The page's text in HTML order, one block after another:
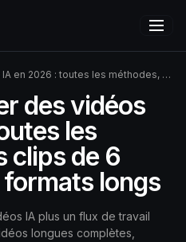
méthodes, des clips de 6 secondes aux formats longs
des vidéos
les
clips de 6
longs
IA plus un flux de travail
longues complètes,